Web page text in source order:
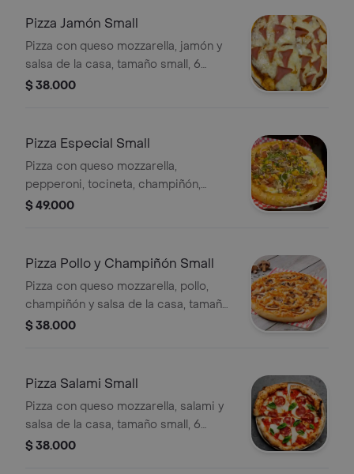
Pizza Jamón Small
Pizza con queso mozzarella, jamón y
salsa de la casa, tamaño small, 6
porciones.
$ 38.000
Pizza Especial Small
Pizza con queso mozzarella,
pepperoni, tocineta, champiñón,
espinaca, queso parmesano y salsa
$ 49.000
Pizza Pollo y Champiñón Small
Pizza con queso mozzarella, pollo,
champiñón y salsa de la casa, tamaño
small, 6 porciones.
$ 38.000
Pizza Salami Small
Pizza con queso mozzarella, salami y
salsa de la casa, tamaño small, 6
porciones.
$ 38.000